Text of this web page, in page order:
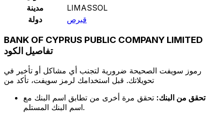
مدينة
LIMASSOL
دولة
قبرص
BANK OF CYPRUS PUBLIC COMPANY LIMITED
تفاصيل الكود
رموز سويفت الصحيحة ضرورية لتجنب أي مشاكل أو تأخير في
تحويلاتك. قبل استخدامك لرمز سويفت، تأكد من
تحقق من البنك: تحقق مرة أخرى من تطابق اسم البنك مع
اسم البنك المستلم.